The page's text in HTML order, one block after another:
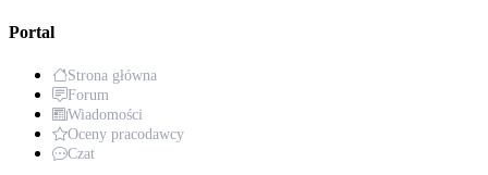
Portal
Strona główna
Forum
Wiadomości
Oceny pracodawcy
Czat